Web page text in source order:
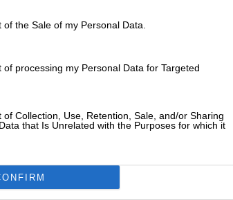
the Sale of my Personal Data.
of processing my Personal Data for Targeted
of Collection, Use, Retention, Sale, and/or Sharing
that Is Unrelated with the Purposes for which it
La Línea de Avales del ICO
millones de euros para
sanitaria en las pymes
miércoles, 13 de enero de 2021